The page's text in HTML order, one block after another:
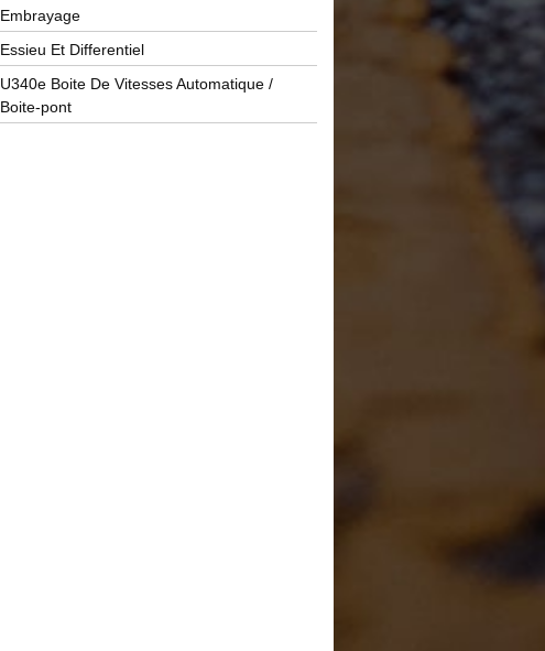
Embrayage
Essieu Et Differentiel
U340e Boite De Vitesses Automatique /
Boite-pont